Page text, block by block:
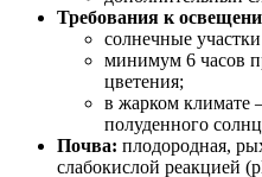
Требования к
солнечные
минимум 6 часов
цветения;
в жарком климате
полуденного
Почва: плодородная,
слабокислой реакцией